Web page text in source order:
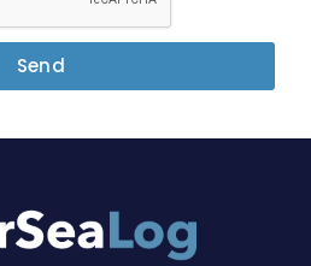
Send